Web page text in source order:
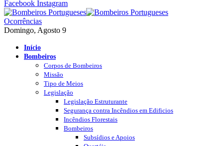
Facebook Instagram
Ocorrências
Domingo, Agosto 9
Início
Bombeiros
Corpos de Bombeiros
Missão
Tipo de Meios
Legislação
Legislação Estruturante
Segurança contra Incêndios em Edificios
Incêndios Florestais
Bombeiros
Subsídios e Apoios